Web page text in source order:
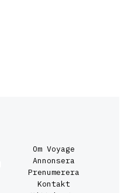
Om Voyage
Annonsera
Prenumerera
Kontakt